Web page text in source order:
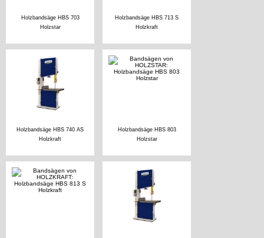
Holzbandsäge HBS 703
Holzstar
Holzbandsäge HBS 713 S
Holzkraft
Holzbandsäge HBS 740 AS
Holzkraft
Holzbandsäge HBS 803
Holzstar